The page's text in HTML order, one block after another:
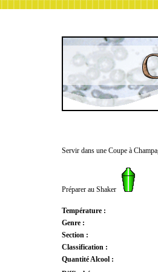
Servir dans une Coupe à
Préparer au Shaker
Température :
Genre :
Section :
Classification :
Quantité Alcool :